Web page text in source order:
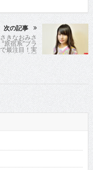
次の記事
きなおみさ
宿系”ブラ
最注目！実
もある「狂
気鋭イラス
ターに迫る!!